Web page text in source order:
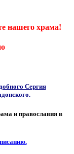
нашего храма!
Сергия
и православия в